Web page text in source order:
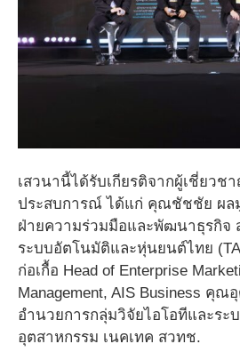
เสวนานี้ได้รับเกียรติจากผู้เชี่ยวช
ประสบการณ์ ได้แก่ คุณชัชชัย ผล
ฝ่ายความร่วมมือและพัฒนาธุรกิจ
ระบบอัตโนมัติและหุ่นยนต์ไทย
ก่อเกื้อ Head of Enterprise
Management, AIS Business คุณ
อำนวยการกลุ่มวิจัยไอโอทีและร
อุตสาหกรรม เนคเทค สวทช.